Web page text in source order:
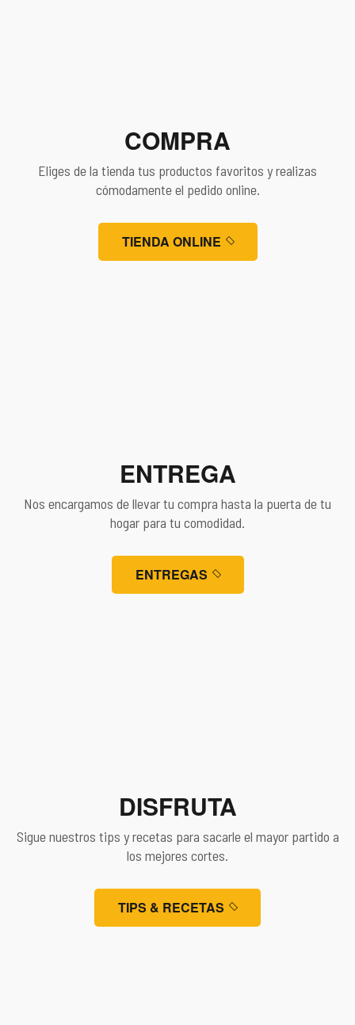
COMPRA
Eliges de la tienda tus productos favoritos y realizas
cómodamente el pedido online.
TIENDA ONLINE
ENTREGA
Nos encargamos de llevar tu compra hasta la puerta de tu
hogar para tu comodidad.
ENTREGAS
DISFRUTA
Sigue nuestros tips y recetas para sacarle el mayor partido a
los mejores cortes.
TIPS & RECETAS